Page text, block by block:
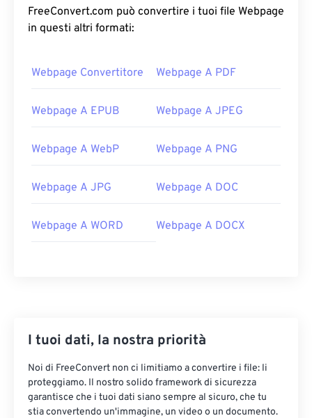
FreeConvert.com può convertire i tuoi file Webpage
in questi altri formati:
Webpage Convertitore Webpage A PDF
Webpage A EPUB Webpage A JPEG
Webpage A WebP Webpage A PNG
Webpage A JPG Webpage A DOC
Webpage A WORD Webpage A DOCX
I tuoi dati, la nostra priorità
Noi di FreeConvert non ci limitiamo a convertire i file: li
proteggiamo. Il nostro solido framework di sicurezza
garantisce che i tuoi dati siano sempre al sicuro, che tu
stia convertendo un'immagine, un video o un documento.